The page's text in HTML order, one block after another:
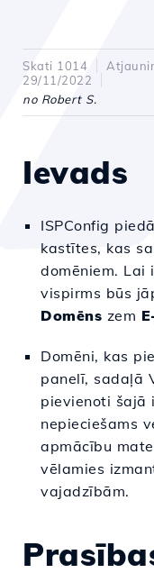
Skati 1014
29/11/2022
no Robert S.
Ievads
ISPConfig
kastītes, kas
domēniem. Lai
vispirms būs
Domēns zem
Domēni, kas
panelī, sadaļā
pievienoti šajā
nepieciešams
apmācību
vēlamies
vajadzībām.